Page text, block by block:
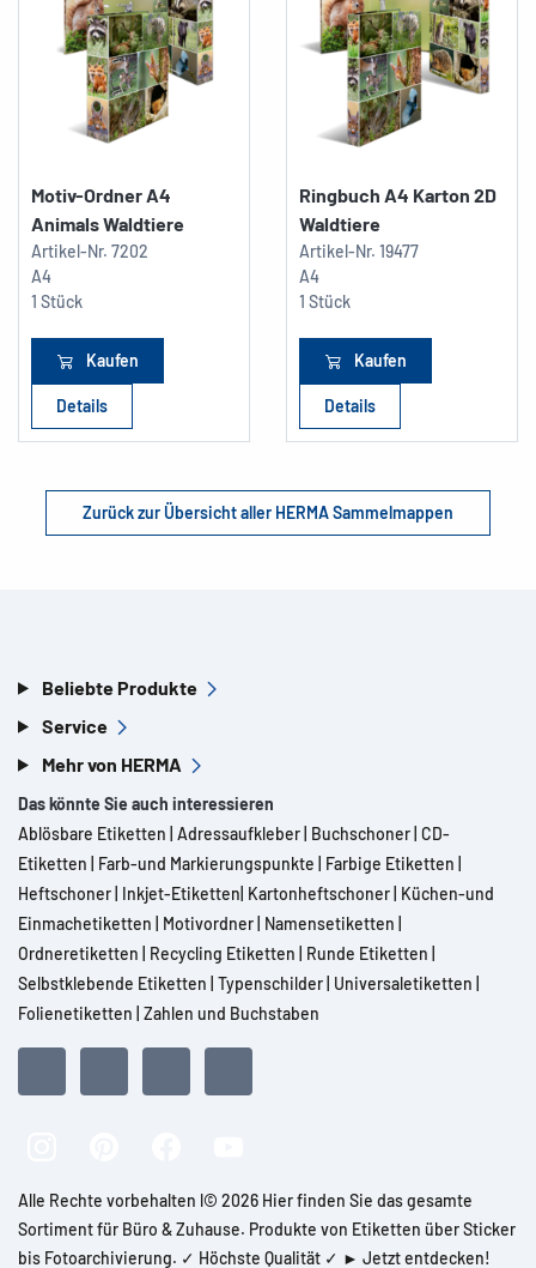
Motiv-Ordner A4
Animals Waldtiere
Artikel-Nr. 7202
A4
1 Stück
Kaufen
Details
Ringbuch A4 Karton 2D
Waldtiere
Artikel-Nr. 19477
A4
1 Stück
Kaufen
Details
Zurück zur Übersicht aller HERMA Sammelmappen
Beliebte Produkte
Service
Mehr von HERMA
Das könnte Sie auch interessieren
Ablösbare Etiketten Adressaufkleber Buchschoner CD-
Etiketten
Farb-und Markierungspunkte Farbige Etiketten
Heftschoner Inkjet-Etiketten Kartonheftschoner Küchen-und
Einmachetiketten
Motivordner Namensetiketten
Ordneretiketten
Recycling Etiketten Runde Etiketten
Selbstklebende Etiketten Typenschilder Universaletiketten
Folienetiketten Zahlen und Buchstaben
Alle Rechte vorbehalten l© 2026 Hier finden Sie das gesamte
Sortiment für Büro & Zuhause. Produkte von Etiketten über Sticker
bis Fotoarchivierung. ✓ Höchste Qualität ✓ ► Jetzt entdecken!